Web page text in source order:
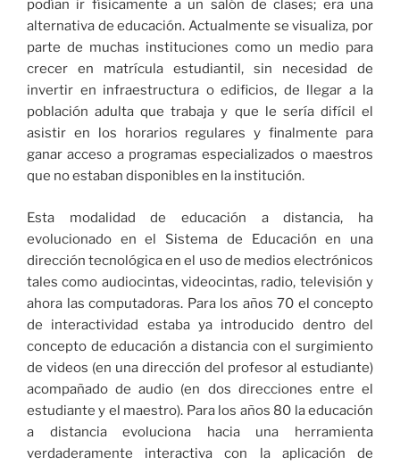
podían ir físicamente a un salón de clases; era una
alternativa de educación. Actualmente se visualiza, por
parte de muchas instituciones como un medio para
crecer en matrícula estudiantil, sin necesidad de
invertir en infraestructura o edificios, de llegar a la
población adulta que trabaja y que le sería difícil el
asistir en los horarios regulares y finalmente para
ganar acceso a programas especializados o maestros
que no estaban disponibles en la institución.
Esta modalidad de educación a distancia, ha
evolucionado en el Sistema de Educación en una
dirección tecnológica en el uso de medios electrónicos
tales como audiocintas, videocintas, radio, televisión y
ahora las computadoras. Para los años 70 el concepto
de interactividad estaba ya introducido dentro del
concepto de educación a distancia con el surgimiento
de videos (en una dirección del profesor al estudiante)
acompañado de audio (en dos direcciones entre el
estudiante y el maestro). Para los años 80 la educación
a distancia evoluciona hacia una herramienta
verdaderamente interactiva con la aplicación de